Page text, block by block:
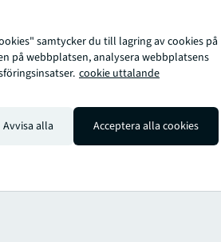
management. JLL shapes the
world by using the most advanced
opportunities, amazing spaces and
for our clients, our people and our
company with annual revenue of
80 countries and a global workforce of
30, 2022. JLL is the brand name,
of Jones Lang LaSalle Incorporated.
samtycker du till lagring av cookies på
på webbplatsen, analysera webbplatsens
cookie uttalande
Avvisa alla Acceptera alla cookies